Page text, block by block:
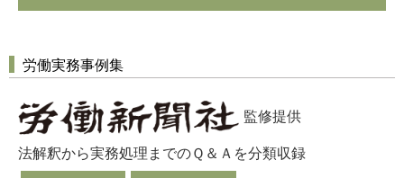
労働実務事例集
監修提供
法解釈から実務処理までのＱ＆Ａを分類収録